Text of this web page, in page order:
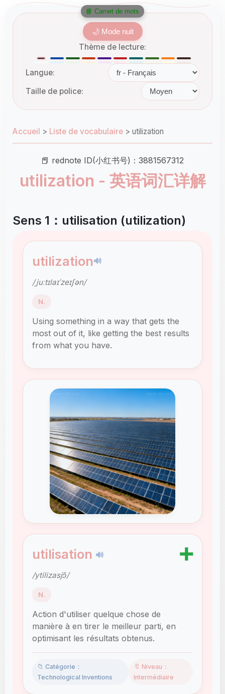
🌙 Mode nuit
Thème de lecture:
Langue:
Taille de police:
Accueil > Liste de vocabulaire > utilization
📕 rednote ID(小红书号)：3881567312
utilization - 英语词汇详解
Sens 1：utilisation (utilization)
utilization🔊
/ˌjuːtɪlaɪˈzeɪʃən/
N.
Using something in a way that gets the
most out of it, like getting the best results
from what you have.
utilisation 🔊 ➕
/ytilizasjɔ̃/
N.
Action d'utiliser quelque chose de
manière à en tirer le meilleur parti, en
optimisant les résultats obtenus.
📁 Catégorie：
Technological Inventions
🔖 Niveau：
Intermédiaire
📘 Carnet de mots